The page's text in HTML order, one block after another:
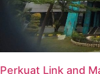
Perkuat Link and